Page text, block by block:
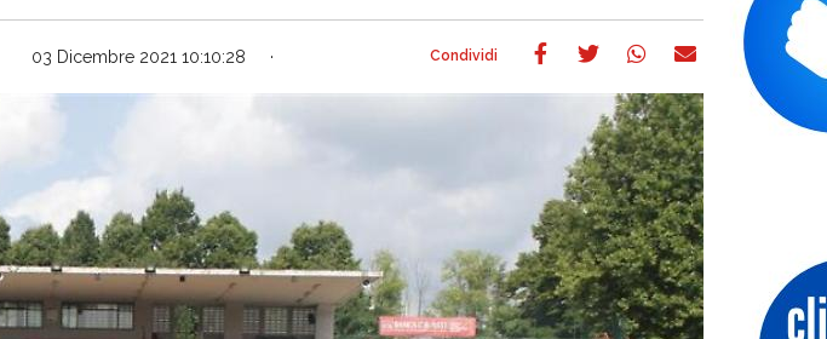
03 Dicembre 2021 10:10:28